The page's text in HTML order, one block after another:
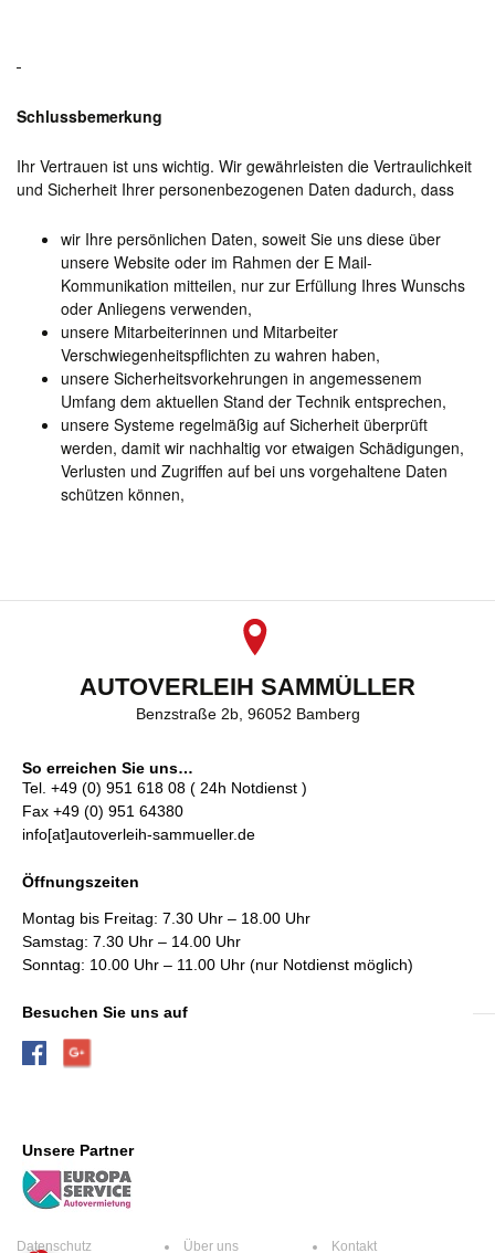
Schlussbemerkung
Ihr Vertrauen ist uns wichtig. Wir gewährleisten die Vertraulichkeit
und Sicherheit Ihrer personenbezogenen Daten dadurch, dass
wir Ihre persönlichen Daten, soweit Sie uns diese über
unsere Website oder im Rahmen der E Mail-
Kommunikation mitteilen, nur zur Erfüllung Ihres Wunschs
oder Anliegens verwenden,
unsere Mitarbeiterinnen und Mitarbeiter
Verschwiegenheitspflichten zu wahren haben,
unsere Sicherheitsvorkehrungen in angemessenem
Umfang dem aktuellen Stand der Technik entsprechen,
unsere Systeme regelmäßig auf Sicherheit überprüft
werden, damit wir nachhaltig vor etwaigen Schädigungen,
Verlusten und Zugriffen auf bei uns vorgehaltene Daten
schützen können,
AUTOVERLEIH SAMMÜLLER
Benzstraße 2b, 96052 Bamberg
So erreichen Sie uns…
Tel. +49 (0) 951 618 08 ( 24h Notdienst )
Fax +49 (0) 951 64380
info[at]autoverleih-sammueller.de
Öffnungszeiten
Montag bis Freitag: 7.30 Uhr – 18.00 Uhr
Samstag: 7.30 Uhr – 14.00 Uhr
Sonntag: 10.00 Uhr – 11.00 Uhr (nur Notdienst möglich)
Besuchen Sie uns auf
Unsere Partner
Datenschutz Über uns Kontakt